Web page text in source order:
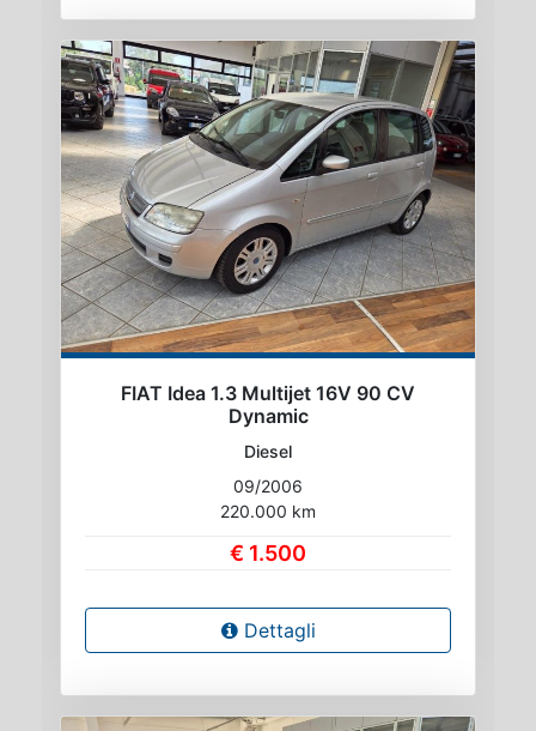
FIAT Idea 1.3 Multijet 16V 90 CV
Dynamic
Diesel
09/2006
220.000 km
€ 1.500
Dettagli